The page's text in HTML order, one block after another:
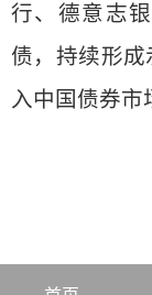
行、德意志
债，持续形
入中国债券市